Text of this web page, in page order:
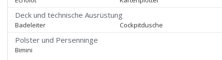
Deck und technische Ausrüstung
Badeleiter Cockpitdusche
Polster und Persenninge
Bimini